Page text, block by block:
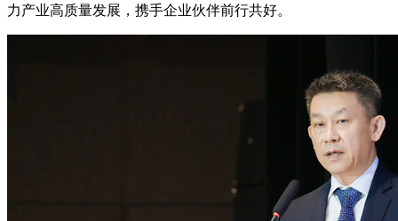
力产业高质量发展，携手企业伙伴前行共好。